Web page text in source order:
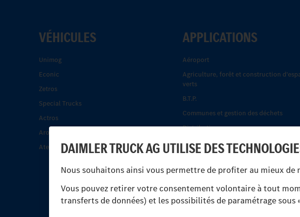
DAIMLER TRUCK AG UTILISE DES
Nous souhaitons ainsi vous permettre de profiter au mieux de
Vous pouvez retirer votre consentement volontaire à tout
transferts de données) et les possibilités de paramétrage
VÉHICULES
Unimog
Econic
Zetros
Special Trucks
Actros
Arocs.
Atego.
APPLICATIONS
Aéroport
Agriculture, forêt et construction
verts
B.T.P.
Communes et gestion des déchets
Distribution.
Énergie
Pompiers et protection civile
Rail-route